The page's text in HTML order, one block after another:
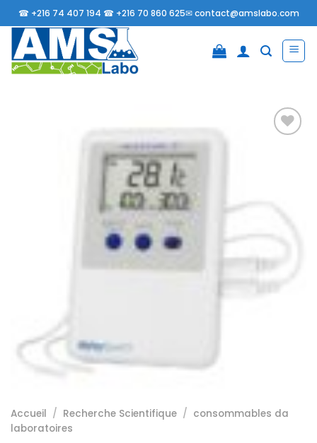
Passer
au
contenu
☎ +216 74 407 194 ☎ +216 70 860 625✉contact@amslabo.com
d’envies
Accueil / Recherche Scientifique / consommables da
laboratoires